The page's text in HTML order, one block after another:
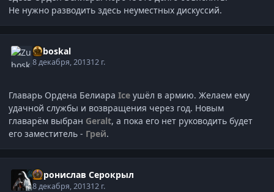
Не нужно разводить здесь неуместных дискуссий.
Zuboskal
8 декабря, 201312 г.
Главарь Ордена Белиара Ice ушёл в армию. Желаем ему
удачной службы и возвращения через год. Новым
главарём выбран Geralt, а пока его нет руководить будет
его заместитель - Грей.
Воронислав Серокрыл
8 декабря, 201312 г.